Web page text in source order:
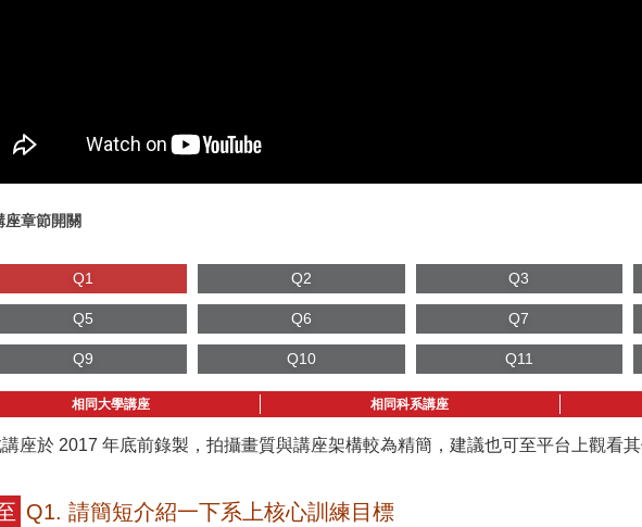
座章節開關
Q1 Q2 Q3
Q5 Q6 Q7
Q9 Q10 Q11
相同大學講座 相同科系講座
講座於 2017 年底前錄製，拍攝畫質與講座架構較為精簡，建議也可至平台上觀看
Q1. 請簡短介紹一下系上核心訓練目標